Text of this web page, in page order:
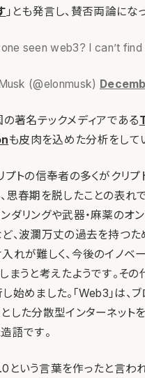
」とも発言し、賛否両論にな
seen web3? I can’t find
(@elonmusk)
の著名テックメディアである
も皮肉を込めた分析をして
プトの信奉者の多くがクリプ
思春期を脱したことの表れで
ダリングや武器・麻薬のオ
、波瀾万丈の過去を持つた
れが難しく、今後のイノベ
まうと考えたようです。その
始めました。「Web3」は、
した分散型インターネット
語です。
という言葉を作ったと言わ